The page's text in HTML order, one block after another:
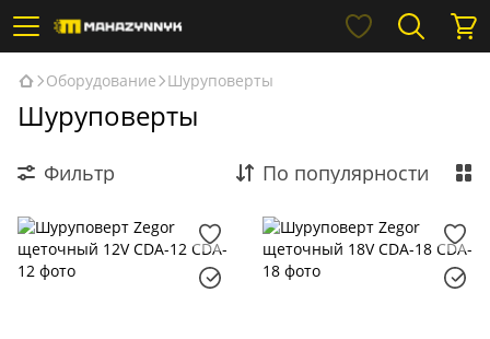
Оборудование Шуруповерты
Шуруповерты
Фильтр По популярности